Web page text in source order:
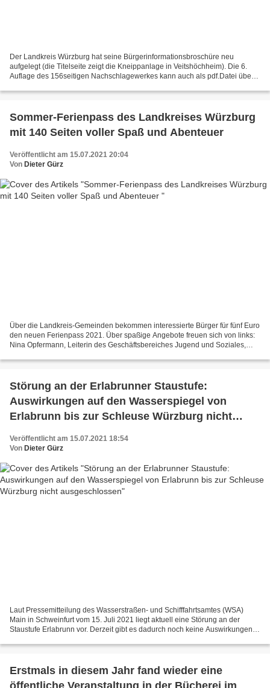
Der Landkreis Würzburg hat seine Bürgerinformationsbroschüre neu
aufgelegt (die Titelseite zeigt die Kneippanlage in Veitshöchheim). Die 6.
Auflage des 156seitigen Nachschlagewerkes kann auch als pdf.Datei über
wuerzburg.de/Publikationen/Broschüren....
Sommer-Ferienpass des Landkreises Würzburg
mit 140 Seiten voller Spaß und Abenteuer
Veröffentlicht am 15.07.2021 20:04
Von Dieter Gürz
Über die Landkreis-Gemeinden bekommen interessierte Bürger für fünf Euro
den neuen Ferienpass 2021. Über spaßige Angebote freuen sich von links:
Nina Opfermann, Leiterin des Geschäftsbereiches Jugend und Soziales,
Störung an der Erlabrunner Staustufe:
Auswirkungen auf den Wasserspiegel von
Erlabrunn bis zur Schleuse Würzburg nicht
Veröffentlicht am 15.07.2021 18:54
Von Dieter Gürz
Laut Pressemitteilung des Wasserstraßen- und Schifffahrtsamtes (WSA)
Main in Schweinfurt vom 15. Juli 2021 liegt aktuell eine Störung an der
Staustufe Erlabrunn vor. Derzeit gibt es dadurch noch keine Auswirkungen
Erstmals in diesem Jahr fand wieder eine
öffentliche Veranstaltung in der Bücherei im